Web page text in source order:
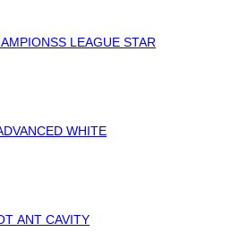
LEAGUE STAR
WHITE
ΑΝΤ CAVITY